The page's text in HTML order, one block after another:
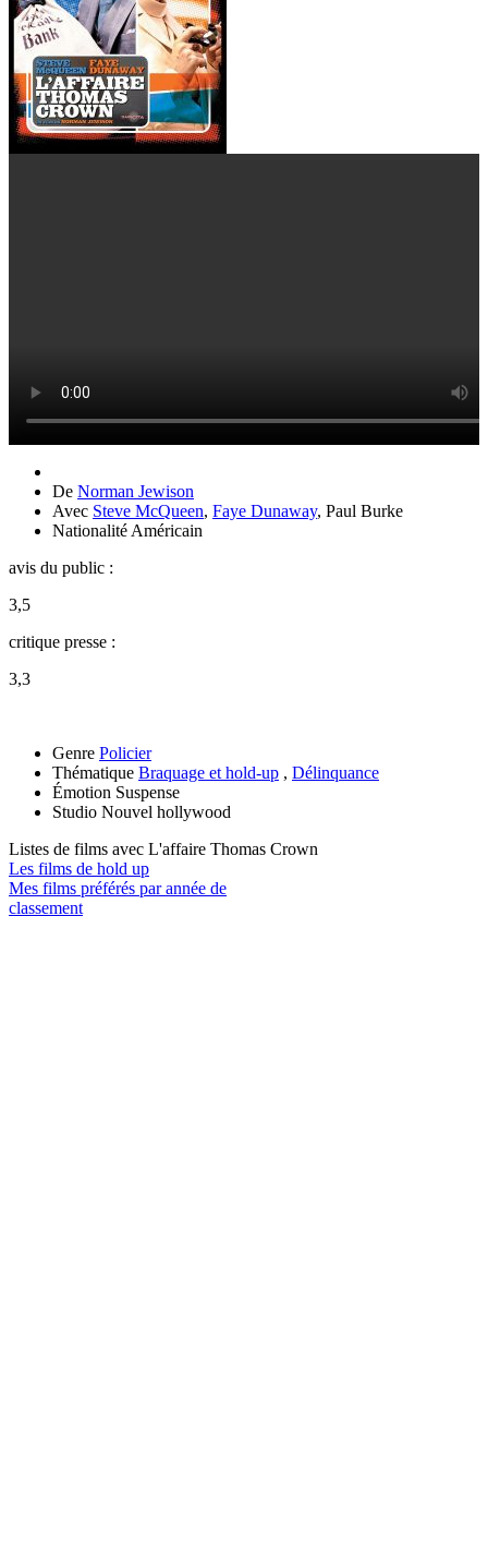
De Norman Jewison
Avec Steve McQueen, Faye Dunaway, Paul Burke
Nationalité Américain
avis du public :
3,5
critique presse :
3,3
Genre Policier
Thématique Braquage et hold-up , Délinquance
Émotion Suspense
Studio Nouvel hollywood
Listes de films avec L'affaire Thomas Crown
Les films de hold up
Mes films préférés par année de
classement